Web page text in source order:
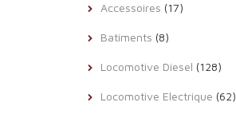
Accessoires (17)
Batiments (8)
Locomotive Diesel (128)
Locomotive Electrique (62)